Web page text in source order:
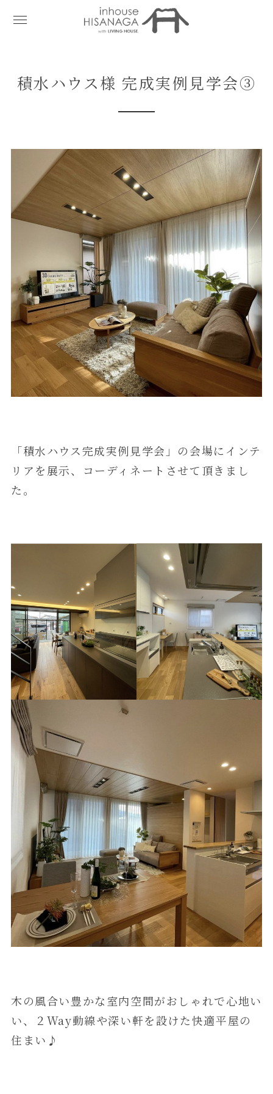
積水ハウス様 完成実例見学会③
「積水ハウス完成実例見学会」の会場にインテ
リアを展示、コーディネートさせて頂きまし
た。
木の風合い豊かな室内空間がおしゃれで心地い
い、２Way動線や深い軒を設けた快適平屋の
住まい♪